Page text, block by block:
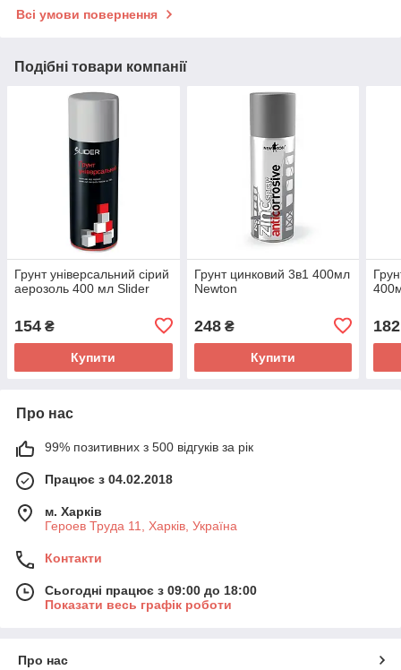
Всі умови повернення
Подібні товари компанії
Грунт універсальний сірий
аерозоль 400 мл Slider
154 ₴
Купити
Грунт цинковий 3в1 400мл
Newton
248₴
Купити
182
Про нас
99% позитивних з 500 відгуків за рік
Працює з 04.02.2018
м. Харків
Героев Труда 11, Харків, Україна
Контакти
Сьогодні працює з 09:00 до 18:00
Показати весь графік роботи
Про нас